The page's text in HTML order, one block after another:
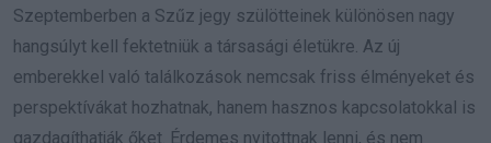
Szeptemberben a Szűz jegy szülötteinek különösen nagy
hangsúlyt kell fektetniük a társasági életükre. Az új
emberekkel való találkozások nemcsak friss élményeket és
perspektívákat hozhatnak, hanem hasznos kapcsolatokkal is
gazdagíthatják őket. Érdemes nyitottnak lenni, és nem